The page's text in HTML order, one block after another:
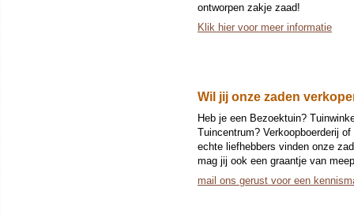
ontworpen zakje zaad!
Klik hier voor meer informatie
Wil jij onze zaden
Heb je een Bezoektuin?
Tuincentrum? Verkoopboerderij
echte liefhebbers vinden onze
mag jij ook een graantje van
mail ons gerust voor een